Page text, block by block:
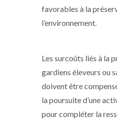
favorables à la
l’environnement.
Les surcoûts liés à la
gardiens éleveurs ou
doivent être
la poursuite d’une
pour compléter la